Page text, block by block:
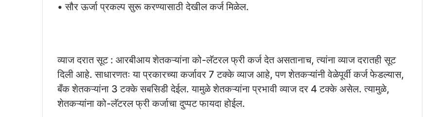
• सौर ऊर्जा प्रकल्प सुरू करण्यासाठी देखील कर्ज मिळेल.
व्याज दरात सूट : आरबीआय शेतकऱ्यांना को-लॅटरल फ्री कर्ज देत असतानाच, त्यांना व्याज दरातही सूट
दिली आहे. साधारणतः या प्रकारच्या कर्जावर 7 टक्के व्याज आहे, पण शेतकऱ्यांनी वेळेपूर्वी कर्ज फेडल्यास,
बँक शेतकऱ्यांना 3 टक्के सबसिडी देईल. यामुळे शेतकऱ्यांना प्रभावी व्याज दर 4 टक्के असेल. त्यामुळे,
शेतकऱ्यांना को-लॅटरल फ्री कर्जाचा दुप्पट फायदा होईल.